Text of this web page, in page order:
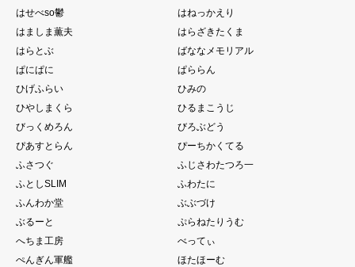
はせべso鬱
はねっかえり
はましま薫夫
はらざきたくま
はらとぶ
ばななメモリアル
ぱにぱに
ぱららん
ひげふらい
ひみの
ひやしまくら
ひるまこうじ
びっくめろん
びろぶどう
ぴあすとらん
ぴーちかくてる
ふさつぐ
ふじさわたつろ一
ふとしSLIM
ふわたに
ふんわか堂
ぶぶづけ
ぶるーと
ぷらねたりうむ
へちま工房
べってぃ
ぺんぎん軍艦
ほたほーむ